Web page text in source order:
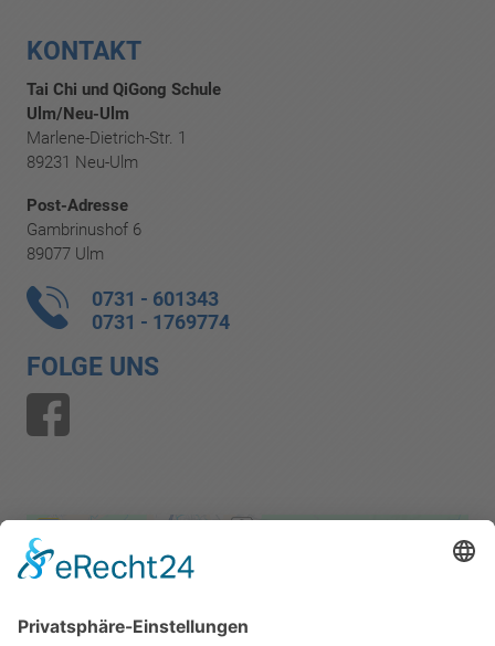
KONTAKT
Tai Chi und QiGong Schule
Ulm/Neu-Ulm
Marlene-Dietrich-Str. 1
89231 Neu-Ulm
Post-Adresse
Gambrinushof 6
89077 Ulm
0731 - 601343
0731 - 1769774
FOLGE UNS
Wir benötigen Ihre Zustimmung,
laden!